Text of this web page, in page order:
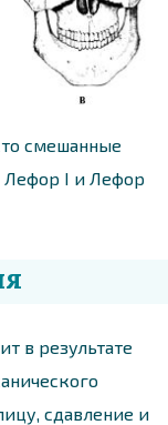
смешанные
Лефор I и Лефор
в результате
сдавление и